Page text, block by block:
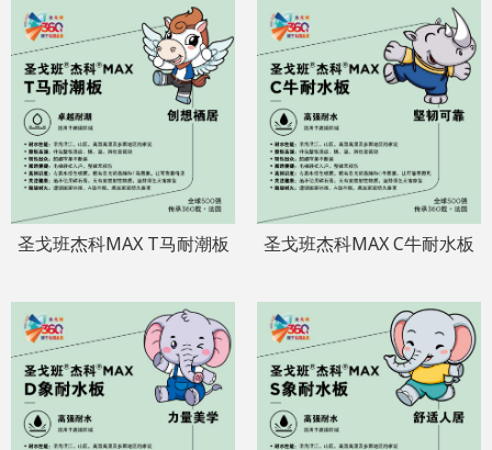
圣戈班杰科MAX T马耐潮板 圣戈班杰科MAX C牛耐水板